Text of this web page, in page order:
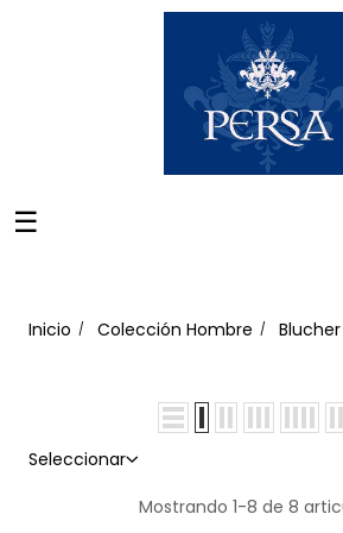
Navegación
☰
Inicio Colección Hombre Blucher
Seleccionar
Mostrando 1-8 de 8